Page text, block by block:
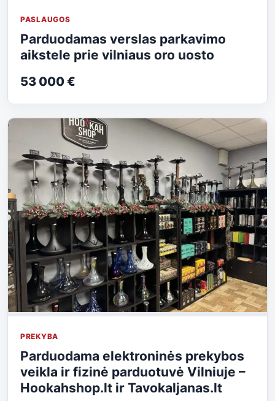
PASLAUGOS
Parduodamas verslas parkavimo
aikstele prie vilniaus oro uosto
53 000 €
PREKYBA
Parduodama elektroninės prekybos
veikla ir fizinė parduotuvė Vilniuje –
Hookahshop.lt ir Tavokaljanas.lt